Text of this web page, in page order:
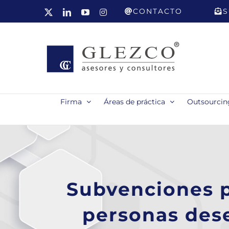
LinkedInYouTubeInstagramCONTACTO
Firma Áreas de práctica
Subvenciones
personas